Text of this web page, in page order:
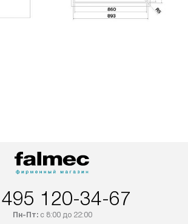
120-34-67
Пн-Пт:с 8:00 до 22:00